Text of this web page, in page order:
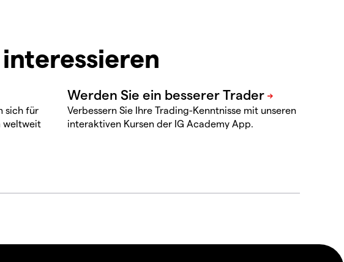
sich für
weltweit
Verbessern Sie Ihre Trading-Kenntnisse mit unseren
interaktiven Kursen der IG Academy App.